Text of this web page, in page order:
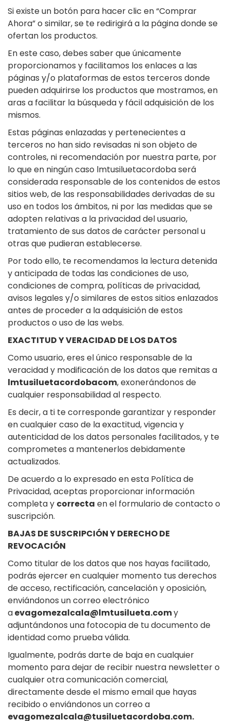
Si existe un botón para hacer clic en “Comprar
Ahora” o similar, se te redirigirá a la página donde se
ofertan los productos.
En este caso, debes saber que únicamente
proporcionamos y facilitamos los enlaces a las
páginas y/o plataformas de estos terceros donde
pueden adquirirse los productos que mostramos, en
aras a facilitar la búsqueda y fácil adquisición de los
mismos.
Estas páginas enlazadas y pertenecientes a
terceros no han sido revisadas ni son objeto de
controles, ni recomendación por nuestra parte, por
lo que en ningún caso lmtusiluetacordoba será
considerada responsable de los contenidos de estos
sitios web, de las responsabilidades derivadas de su
uso en todos los ámbitos, ni por las medidas que se
adopten relativas a la privacidad del usuario,
tratamiento de sus datos de carácter personal u
otras que pudieran establecerse.
Por todo ello, te recomendamos la lectura detenida
y anticipada de todas las condiciones de uso,
condiciones de compra, políticas de privacidad,
avisos legales y/o similares de estos sitios enlazados
antes de proceder a la adquisición de estos
productos o uso de las webs.
EXACTITUD Y VERACIDAD DE LOS DATOS
Como usuario, eres el único responsable de la
veracidad y modificación de los datos que remitas a
lmtusiluetacordobacom, exonerándonos de
cualquier responsabilidad al respecto.
Es decir, a ti te corresponde garantizar y responder
en cualquier caso de la exactitud, vigencia y
autenticidad de los datos personales facilitados, y te
comprometes a mantenerlos debidamente
actualizados.
De acuerdo a lo expresado en esta Política de
Privacidad, aceptas proporcionar información
completa y correcta en el formulario de contacto o
suscripción.
BAJAS DE SUSCRIPCIÓN Y DERECHO DE
REVOCACIÓN
Como titular de los datos que nos hayas facilitado,
podrás ejercer en cualquier momento tus derechos
de acceso, rectificación, cancelación y oposición,
enviándonos un correo electrónico
aevagomezalcala@lmtusilueta.comy
adjuntándonos una fotocopia de tu documento de
identidad como prueba válida.
Igualmente, podrás darte de baja en cualquier
momento para dejar de recibir nuestra newsletter o
cualquier otra comunicación comercial,
directamente desde el mismo email que hayas
recibido o enviándonos un correo a
evagomezalcala@tusiluetacordoba.com.